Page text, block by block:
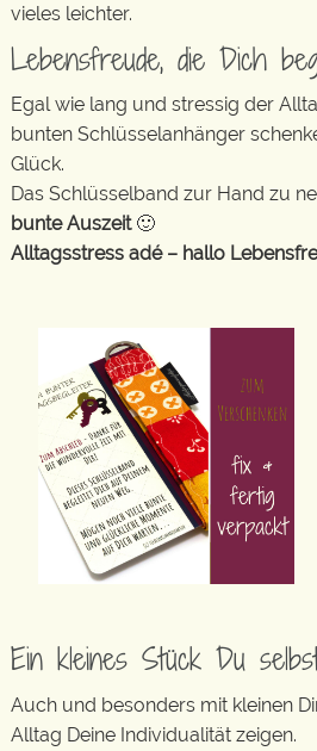
vieles leichter.
Lebensfreude, die Dich
Egal wie lang und stressig der
bunten Schlüsselanhänger
Glück.
Das Schlüsselband zur Hand zu
bunte Auszeit🙂
Alltagsstress adé – hallo
Ein kleines Stück Du
Auch und besonders mit kleinen
Alltag Deine Individualität zeigen.